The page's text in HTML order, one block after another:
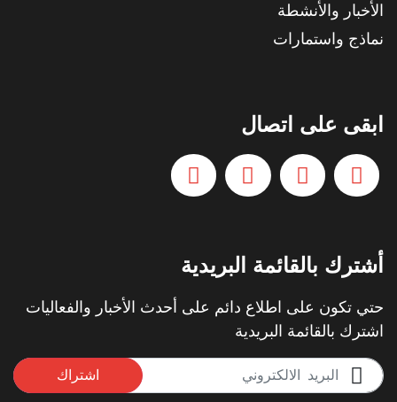
الأخبار والأنشطة
نماذج واستمارات
ابقى على اتصال
أشترك بالقائمة البريدية
حتي تكون على اطلاع دائم على أحدث الأخبار والفعاليات
اشترك بالقائمة البريدية
اشتراك